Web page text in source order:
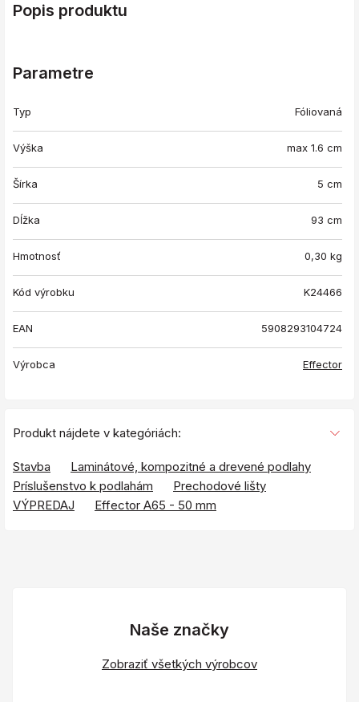
Popis produktu
Parametre
Typ Fóliovaná
Výška max 1.6 cm
Šírka 5 cm
Dĺžka 93 cm
Hmotnosť 0,30 kg
Kód výrobku K24466
EAN 5908293104724
Výrobca Effector
Produkt nájdete v kategóriách:
Stavba
Laminátové, kompozitné a drevené podlahy
Príslušenstvo k podlahám
Prechodové lišty
VÝPREDAJ
Effector A65 - 50 mm
Naše značky
Zobraziť všetkých výrobcov